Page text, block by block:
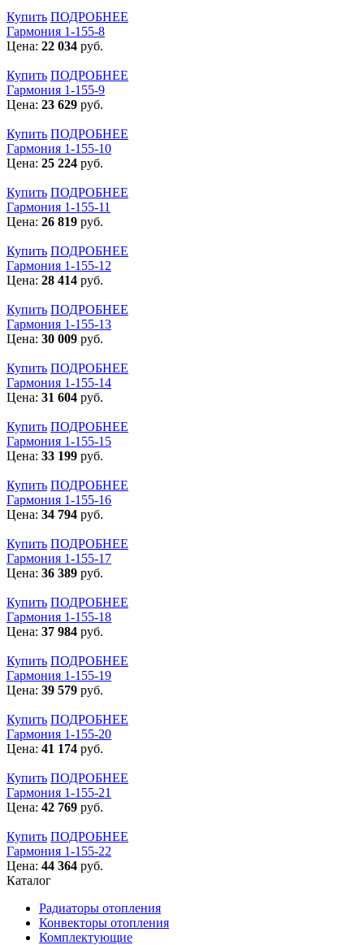
Купить ПОДРОБНЕЕ
Гармония 1-155-8
Цена: 22 034 руб.
Купить ПОДРОБНЕЕ
Гармония 1-155-9
Цена: 23 629 руб.
Купить ПОДРОБНЕЕ
Гармония 1-155-10
Цена: 25 224 руб.
Купить ПОДРОБНЕЕ
Гармония 1-155-11
Цена: 26 819 руб.
Купить ПОДРОБНЕЕ
Гармония 1-155-12
Цена: 28 414 руб.
Купить ПОДРОБНЕЕ
Гармония 1-155-13
Цена: 30 009 руб.
Купить ПОДРОБНЕЕ
Гармония 1-155-14
Цена: 31 604 руб.
Купить ПОДРОБНЕЕ
Гармония 1-155-15
Цена: 33 199 руб.
Купить ПОДРОБНЕЕ
Гармония 1-155-16
Цена: 34 794 руб.
Купить ПОДРОБНЕЕ
Гармония 1-155-17
Цена: 36 389 руб.
Купить ПОДРОБНЕЕ
Гармония 1-155-18
Цена: 37 984 руб.
Купить ПОДРОБНЕЕ
Гармония 1-155-19
Цена: 39 579 руб.
Купить ПОДРОБНЕЕ
Гармония 1-155-20
Цена: 41 174 руб.
Купить ПОДРОБНЕЕ
Гармония 1-155-21
Цена: 42 769 руб.
Купить ПОДРОБНЕЕ
Гармония 1-155-22
Цена: 44 364 руб.
Каталог
Радиаторы отопления
Конвекторы отопления
Комплектующие